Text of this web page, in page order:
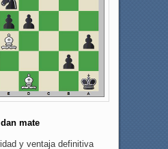
mate
y ventaja definitiva